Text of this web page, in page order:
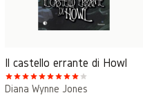
Il castello errante di Howl
Diana Wynne Jones